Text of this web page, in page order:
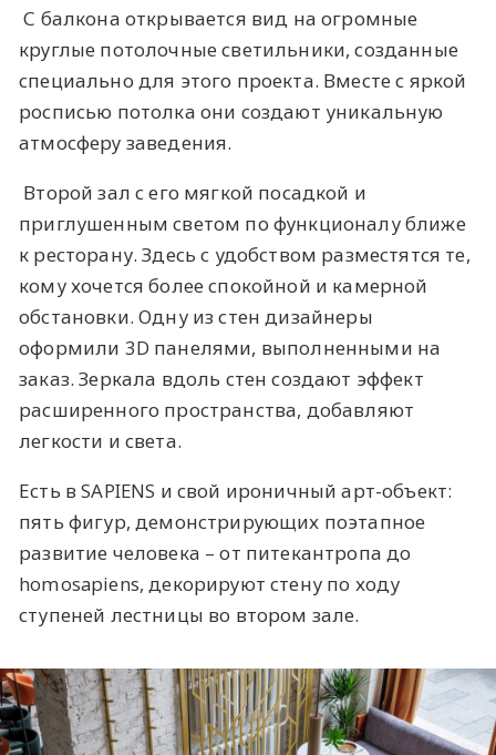
С балкона открывается вид на огромные
круглые потолочные светильники, созданные
специально для этого проекта. Вместе с яркой
росписью потолка они создают уникальную
атмосферу заведения.
Второй зал с его мягкой посадкой и
приглушенным светом по функционалу ближе
к ресторану. Здесь с удобством разместятся те,
кому хочется более спокойной и камерной
обстановки. Одну из стен дизайнеры
оформили 3D панелями, выполненными на
заказ. Зеркала вдоль стен создают эффект
расширенного пространства, добавляют
легкости и света.
Есть в SAPIENS и свой ироничный арт-объект:
пять фигур, демонстрирующих поэтапное
развитие человека – от питекантропа до
homosapiens, декорируют стену по ходу
ступеней лестницы во втором зале.